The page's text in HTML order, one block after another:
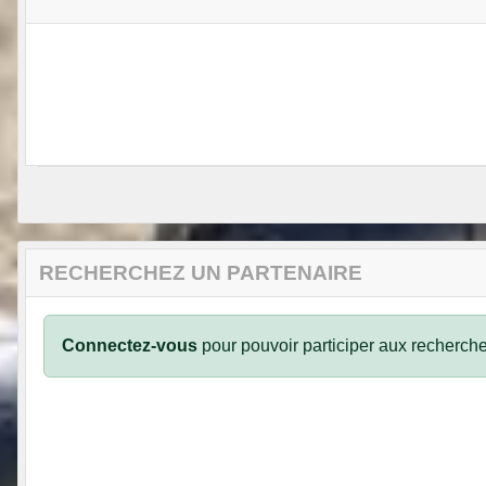
RECHERCHEZ UN PARTENAIRE
Connectez-vous pour pouvoir participer aux